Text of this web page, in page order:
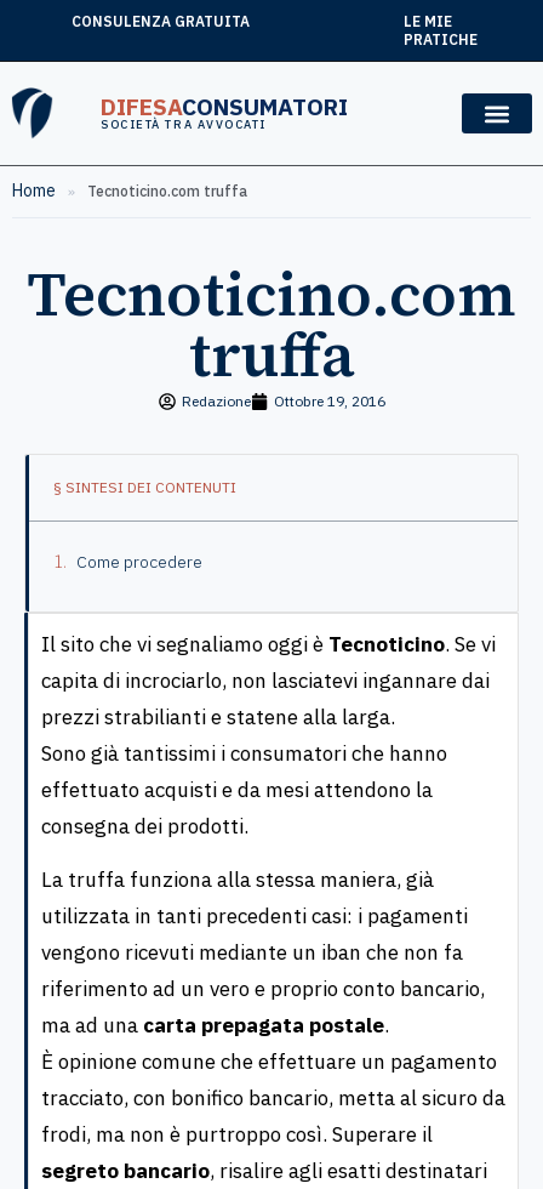
CONSULENZA GRATUITA
LE MIE
PRATICHE
DIFESACONSUMATORI
SOCIETÀ TRA AVVOCATI
Home » Tecnoticino.com truffa
Tecnoticino.com
truffa
Redazione Ottobre 19, 2016
§ SINTESI DEI CONTENUTI
Come procedere
Il sito che vi segnaliamo oggi è Tecnoticino. Se vi
capita di incrociarlo, non lasciatevi ingannare dai
prezzi strabilianti e statene alla larga.
Sono già tantissimi i consumatori che hanno
effettuato acquisti e da mesi attendono la
consegna dei prodotti.
La truffa funziona alla stessa maniera, già
utilizzata in tanti precedenti casi: i pagamenti
vengono ricevuti mediante un iban che non fa
riferimento ad un vero e proprio conto bancario,
ma ad una carta prepagata postale.
È opinione comune che effettuare un pagamento
tracciato, con bonifico bancario, metta al sicuro da
frodi, ma non è purtroppo così. Superare il
segreto bancario, risalire agli esatti destinatari